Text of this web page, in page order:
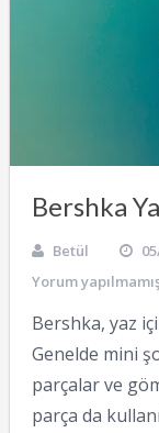
Bershka
Betül
Yorum
Bershka, yaz
Genelde mini
parçalar ve
parça da